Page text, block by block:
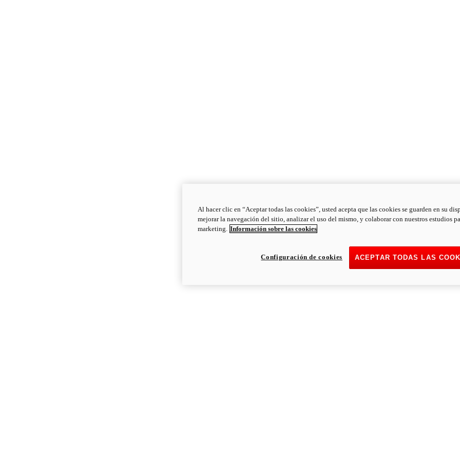
Al hacer clic en “Aceptar todas las cookies”, usted acepta que las cookies se guarden en su
mejorar la navegación del sitio, analizar el uso del mismo, y colaborar con nuestros estudios
marketing. Información sobre las cookies
ACEPTAR TODAS LAS
Configuración de cookies